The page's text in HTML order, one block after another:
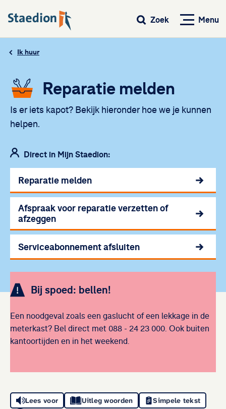
Menu
Zoek
Ik huur
Reparatie melden
Is er iets kapot? Bekijk hieronder hoe we je kunnen
helpen.
Direct in Mijn Staedion:
Reparatie melden
Afspraak voor reparatie verzetten of
afzeggen
Serviceabonnement afsluiten
Bij spoed: bellen!
Een noodgeval zoals een gaslucht of een lekkage in de
meterkast? Bel direct met 088 - 24 23 000. Ook buiten
kantoortijden en in het weekend.
Lees voor Uitleg woorden Simpele tekst